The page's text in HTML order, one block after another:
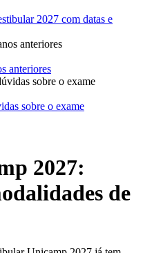
2027 com datas e
anteriores
sobre o exame
2027:
de